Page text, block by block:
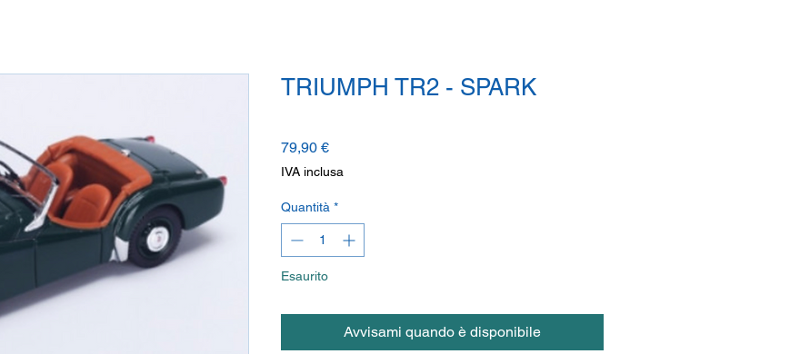
TRIUMPH TR2 - SPARK
79,90 €Prezzo
IVA inclusa
Quantità *
Esaurito
Avvisami quando è disponibile